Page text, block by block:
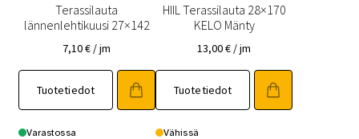
Terassilauta
lännenlehtikuusi 27×142
7,10€ / jm
Tuotetiedot
Varastossa
HIIL Terassilauta 28×170
KELO Mänty
13,00€ / jm
Tuotetiedot
Vähissä